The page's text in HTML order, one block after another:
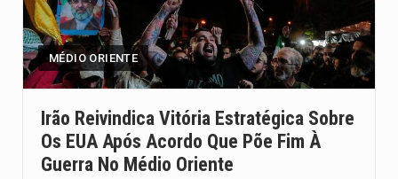
De acordo com as autoridades de saúde da Faixa de…
MÉDIO ORIENTE
Irão Reivindica Vitória Estratégica Sobre
Os EUA Após Acordo Que Põe Fim À
Guerra No Médio Oriente